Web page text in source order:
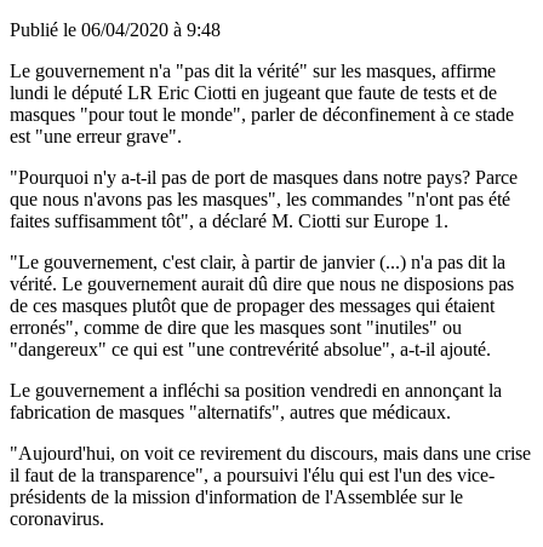
Publié le 06/04/2020 à 9:48
Le gouvernement n'a "pas dit la vérité" sur les masques, affirme
lundi le député LR Eric Ciotti en jugeant que faute de tests et de
masques "pour tout le monde", parler de déconfinement à ce stade
est "une erreur grave".
"Pourquoi n'y a-t-il pas de port de masques dans notre pays? Parce
que nous n'avons pas les masques", les commandes "n'ont pas été
faites suffisamment tôt", a déclaré M. Ciotti sur Europe 1.
"Le gouvernement, c'est clair, à partir de janvier (...) n'a pas dit la
vérité. Le gouvernement aurait dû dire que nous ne disposions pas
de ces masques plutôt que de propager des messages qui étaient
erronés", comme de dire que les masques sont "inutiles" ou
"dangereux" ce qui est "une contrevérité absolue", a-t-il ajouté.
Le gouvernement a infléchi sa position vendredi en annonçant la
fabrication de masques "alternatifs", autres que médicaux.
"Aujourd'hui, on voit ce revirement du discours, mais dans une crise
il faut de la transparence", a poursuivi l'élu qui est l'un des vice-
présidents de la mission d'information de l'Assemblée sur le
coronavirus.